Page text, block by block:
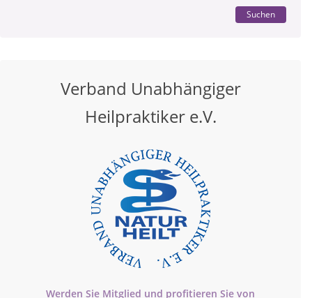
Suchen
Verband Unabhängiger
Heilpraktiker e.V.
Werden Sie Mitglied und profitieren Sie von